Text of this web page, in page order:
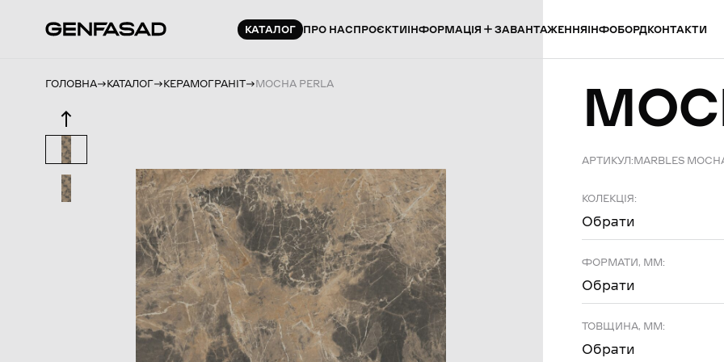
КАТАЛОГ ПРО НАСПРОЄКТИІНФОРМАЦІЯ ЗАВАНТАЖЕННЯІНФОБОРДКОНТАКТИ
ГОЛОВНА КАТАЛОГ КЕРАМОГРАНІТ MOCHA PERLA
АРТИКУЛ:MARBLES
КОЛЕКЦІЯ:
Обрати
ФОРМАТИ, ММ:
Обрати
ТОВЩИНА, ММ:
Обрати